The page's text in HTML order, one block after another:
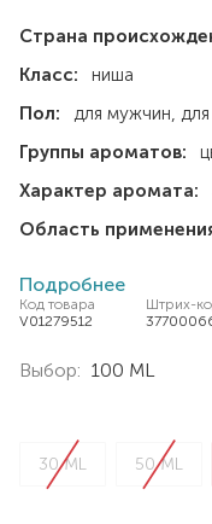
Страна
Класс:
ниша
Пол:
для мужчин
Группы ароматов:
Характер аромата:
Область
Подробнее
Код товара
V01279512
Штрих-
Выбор: 100 ML
30 ML 50 ML